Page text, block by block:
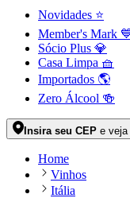
Novidades ⭐
Member's Mark
Sócio Plus 💎
Casa Limpa 🧺
Importados 🌎
Zero Álcool 🍻
Insira seu CEP e veja
Home
Vinhos
Itália